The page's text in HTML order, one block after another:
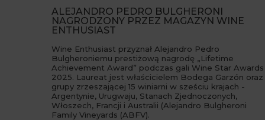
ALEJANDRO PEDRO BULGHERONI
NAGRODZONY PRZEZ MAGAZYN WINE
ENTHUSIAST
Wine Enthusiast przyznał Alejandro Pedro
Bulgheroniemu prestiżową nagrodę „Lifetime
Achievement Award” podczas gali Wine Star Awards
2025. Laureat jest właścicielem Bodega Garzón oraz
grupy zrzeszającej 15 winiarni w sześciu krajach -
Argentynie, Urugwaju, Stanach Zjednoczonych,
Włoszech, Francji i Australii (Alejandro Bulgheroni
Family Vineyards (ABFV).